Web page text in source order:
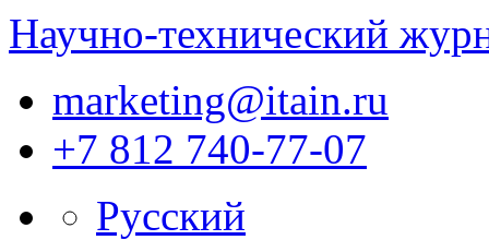
Научно-технический
marketing@itain.ru
+7 812 740-77-07
Русский